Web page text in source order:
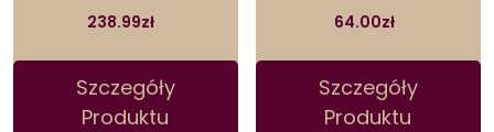
238.99zł
Szczegóły
Produktu
64.00zł
Szczegóły
Produktu